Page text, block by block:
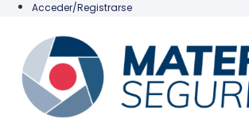
Acceder/Registrarse